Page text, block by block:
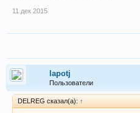
11 дек 2015
lapotj
Пользователи
DELREG сказал(а): ↑